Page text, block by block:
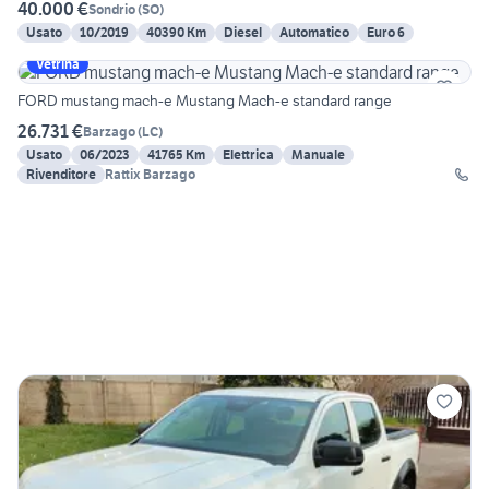
40.000 €Sondrio(SO)
Usato
10/2019 40390 Km Diesel Automatico
Euro 6
Vetrina
FORD mustang mach-e Mustang Mach-e standard range
26.731 €Barzago(LC)
Usato
06/2023 41765 Km Elettrica
Manuale
Rivenditore Rattix Barzago